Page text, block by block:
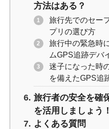
方法はある？
旅行先でのセー
プリの選び方
旅行中の緊急時
ムGPS追跡デバ
迷子になった時
を備えたGPS追
旅行者の安全を確
を活用しましょう！
よくある質問